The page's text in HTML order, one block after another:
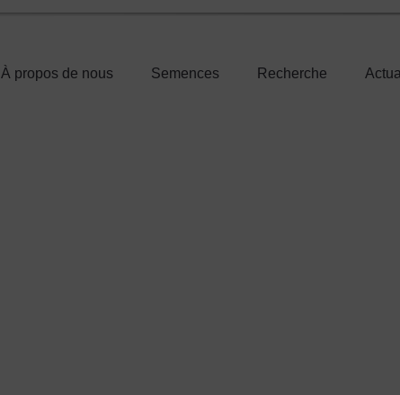
À propos de nous Semences Recherche